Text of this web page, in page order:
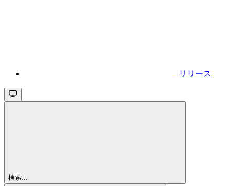
リリース
検索...